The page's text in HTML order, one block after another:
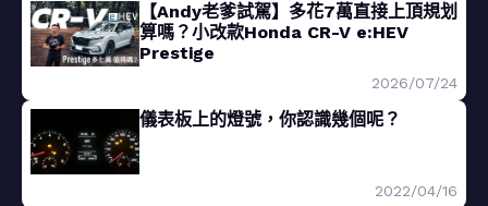
【Andy老爹試駕】多花7萬直接上頂規划
算嗎？小改款Honda CR-V e:HEV
Prestige
2026/07/24
儀表板上的燈號，你認識幾個呢？
2022/04/16